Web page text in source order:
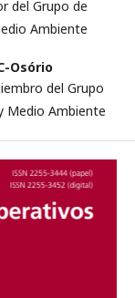
del Grupo de
Ambiente
Osório
del Grupo
Medio Ambiente